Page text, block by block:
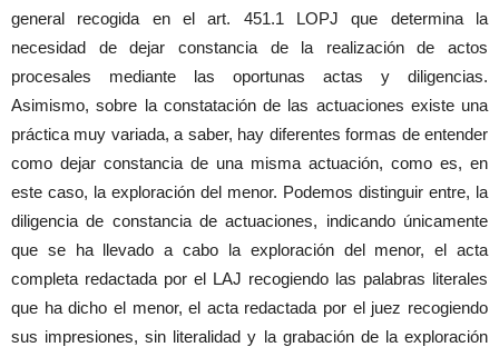
general recogida en el art. 451.1 LOPJ que determina la
necesidad de dejar constancia de la realización de actos
procesales mediante las oportunas actas y diligencias.
Asimismo, sobre la constatación de las actuaciones existe una
práctica muy variada, a saber, hay diferentes formas de entender
como dejar constancia de una misma actuación, como es, en
este caso, la exploración del menor. Podemos distinguir entre, la
diligencia de constancia de actuaciones, indicando únicamente
que se ha llevado a cabo la exploración del menor, el acta
completa redactada por el LAJ recogiendo las palabras literales
que ha dicho el menor, el acta redactada por el juez recogiendo
sus impresiones, sin literalidad y la grabación de la exploración